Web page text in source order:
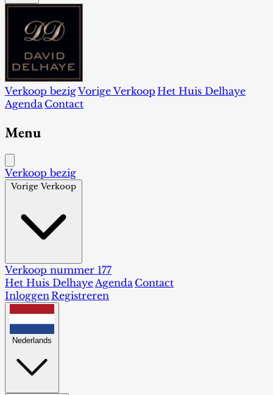
Verkoop bezigVorige Verkoop Het Huis Delhaye
Agenda Contact
Menu
Verkoop bezig
Vorige Verkoop
Verkoop nummer 177
Het Huis DelhayeAgenda Contact
InloggenRegistreren
Nederlands